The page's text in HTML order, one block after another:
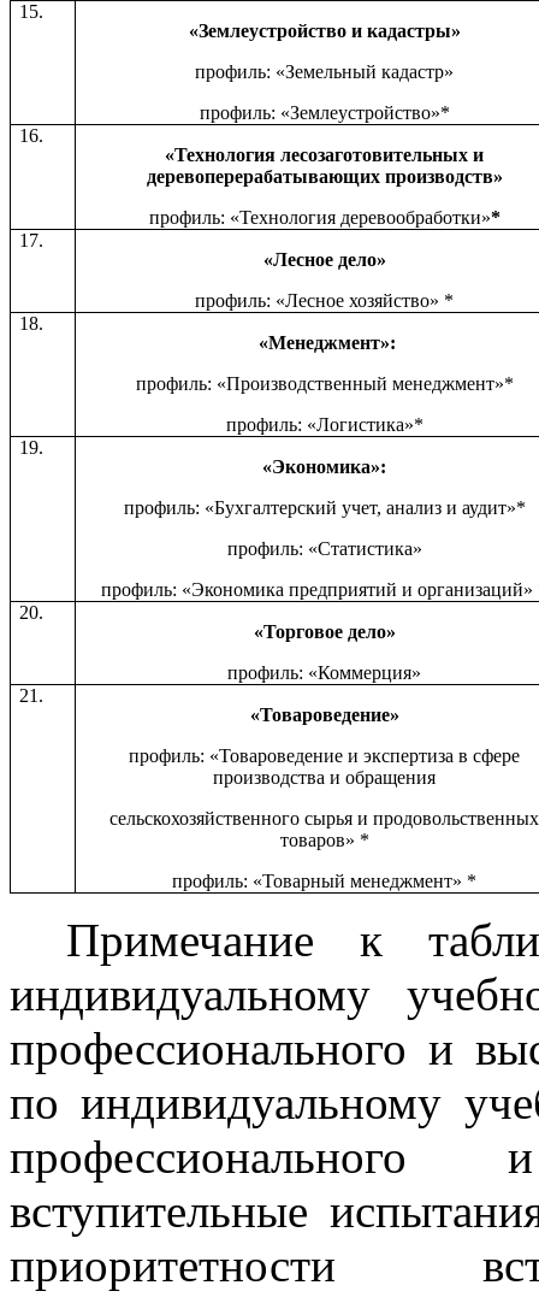
15.
«Землеустройство и кадастры»
профиль: «Земельный кадастр»
профиль: «Землеустройство»*
16.
«Технология лесозаготовительных и
деревоперерабатывающих производств»
профиль: «Технология деревообработки»*
17.
«Лесное дело»
профиль: «Лесное хозяйство» *
18.
«Менеджмент»:
профиль: «Производственный менеджмент»*
профиль: «Логистика»*
19.
«Экономика»:
профиль: «Бухгалтерский учет, анализ и аудит»*
профиль: «Статистика»
профиль: «Экономика предприятий и организаций»
20.
«Торговое дело»
профиль: «Коммерция»
21.
«Товароведение»
профиль: «Товароведение и экспертиза в сфере
производства и обращения
сельскохозяйственного сырья и продовольственных
товаров» *
профиль: «Товарный менеджмент» *
Примечание к
индивидуальному
профессионального и
по индивидуальному
вступительные
приоритетности